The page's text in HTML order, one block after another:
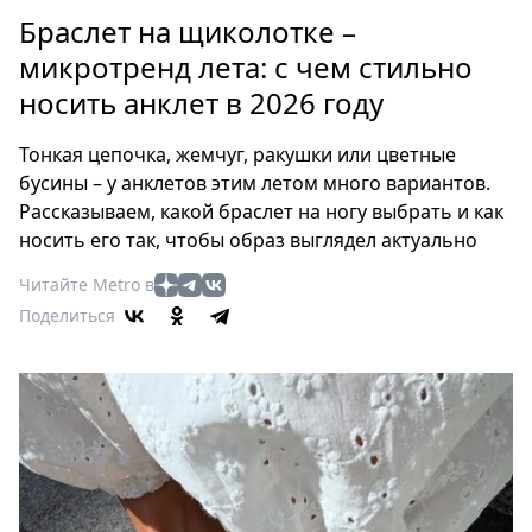
Россия
Мир
Здоровье
Туризм
Мода
Театр
Кино
Афиша
Книги
Выставки
Пресс-
релизы
О
Metro
Браслет на щиколотке –
микротренд лета: с чем стильно
носить анклет в 2026 году
Тонкая цепочка, жемчуг, ракушки или цветные
бусины – у анклетов этим летом много вариантов.
Рассказываем, какой браслет на ногу выбрать и как
носить его так, чтобы образ выглядел актуально
Читайте Metro в
Поделиться